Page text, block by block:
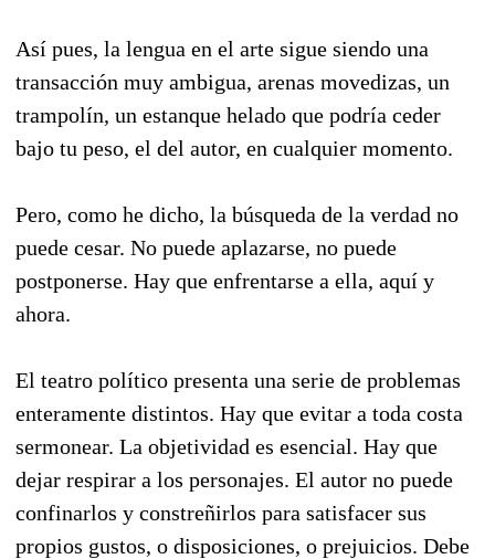
Así pues, la lengua en el arte sigue siendo una
transacción muy ambigua, arenas movedizas, un
trampolín, un estanque helado que podría ceder
bajo tu peso, el del autor, en cualquier momento.
Pero, como he dicho, la búsqueda de la verdad no
puede cesar. No puede aplazarse, no puede
postponerse. Hay que enfrentarse a ella, aquí y
ahora.
El teatro político presenta una serie de problemas
enteramente distintos. Hay que evitar a toda costa
sermonear. La objetividad es esencial. Hay que
dejar respirar a los personajes. El autor no puede
confinarlos y constreñirlos para satisfacer sus
propios gustos, o disposiciones, o prejuicios. Debe